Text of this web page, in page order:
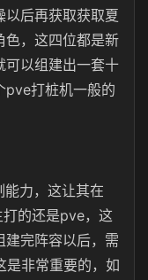
以后再获取获取夏
色，这四位都是新
可以组建出一套十
pve打桩机一般的
力，这让其在
的还是pve，这
建完阵容以后，需
是非常重要的，如